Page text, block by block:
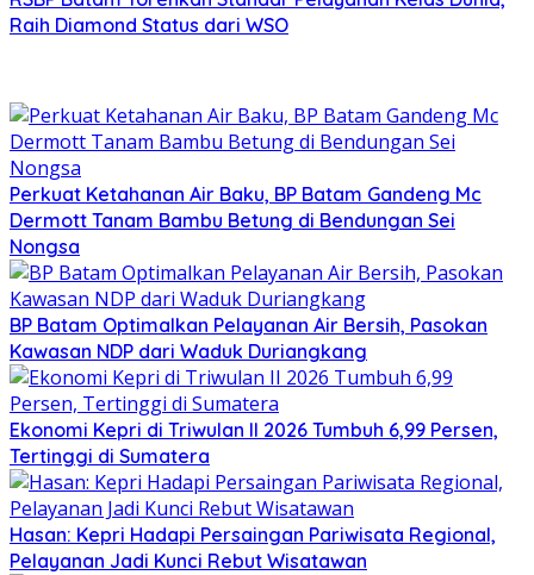
Raih Diamond Status dari WSO
Perkuat Ketahanan Air Baku, BP Batam Gandeng Mc
Dermott Tanam Bambu Betung di Bendungan Sei
Nongsa
BP Batam Optimalkan Pelayanan Air Bersih, Pasokan
Kawasan NDP dari Waduk Duriangkang
Ekonomi Kepri di Triwulan II 2026 Tumbuh 6,99 Persen,
Tertinggi di Sumatera
Hasan: Kepri Hadapi Persaingan Pariwisata Regional,
Pelayanan Jadi Kunci Rebut Wisatawan